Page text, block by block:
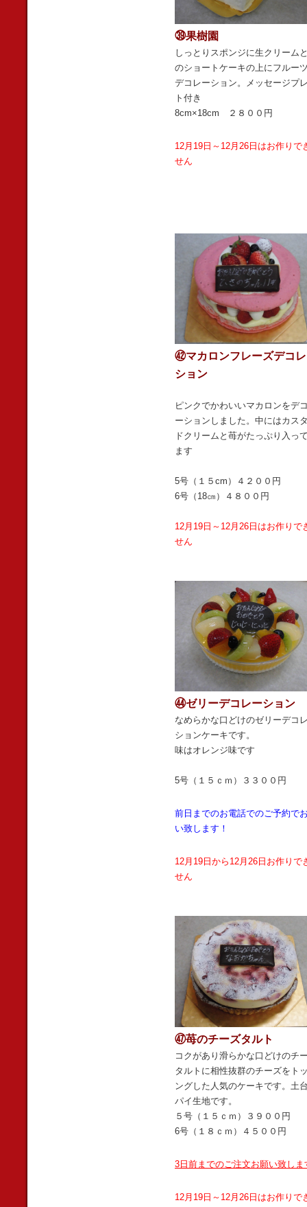
㊴果樹園
しっとりスポンジに生クリーム
のショートケーキの上にフルー
デコレーション。メッセージプ
ト付き
8cm×18cm ２８００円
12月19日～12月26日はお作りで
せん
㊷マカロンフレーズデコ
ション
ピンクでかわいいマカロンをデ
ーションしました。中にはカス
ドクリームと苺がたっぷり入っ
ます
5号（１５cm）４２００円
6号（18㎝）４８００円
12月19日～12月26日はお作りで
せん
㊹ゼリーデコレーション
なめらかな口どけのゼリーデコ
ションケーキです。
味はオレンジ味です
5号（１５ｃｍ）３３００円
前日までのお電話でのご予約で
い致します！
12月19日から12月26日お作りで
せん
㊼苺のチーズタルト
コクがあり滑らかな口どけのチ
タルトに相性抜群のチーズをト
ングした人気のケーキです。土
パイ生地です。
５号（１５ｃｍ）３９００円
6号（１８ｃｍ）４５００円
3日前までのご注文お願い致しま
12月19日～12月26日はお作りで